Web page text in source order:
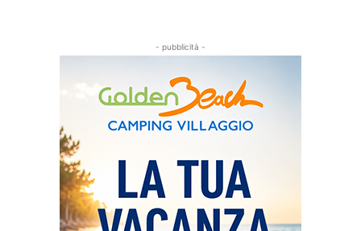
- pubblicità -